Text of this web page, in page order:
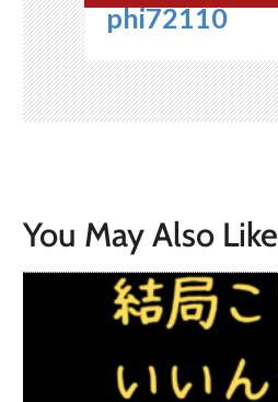
phi72110
You May Also Like